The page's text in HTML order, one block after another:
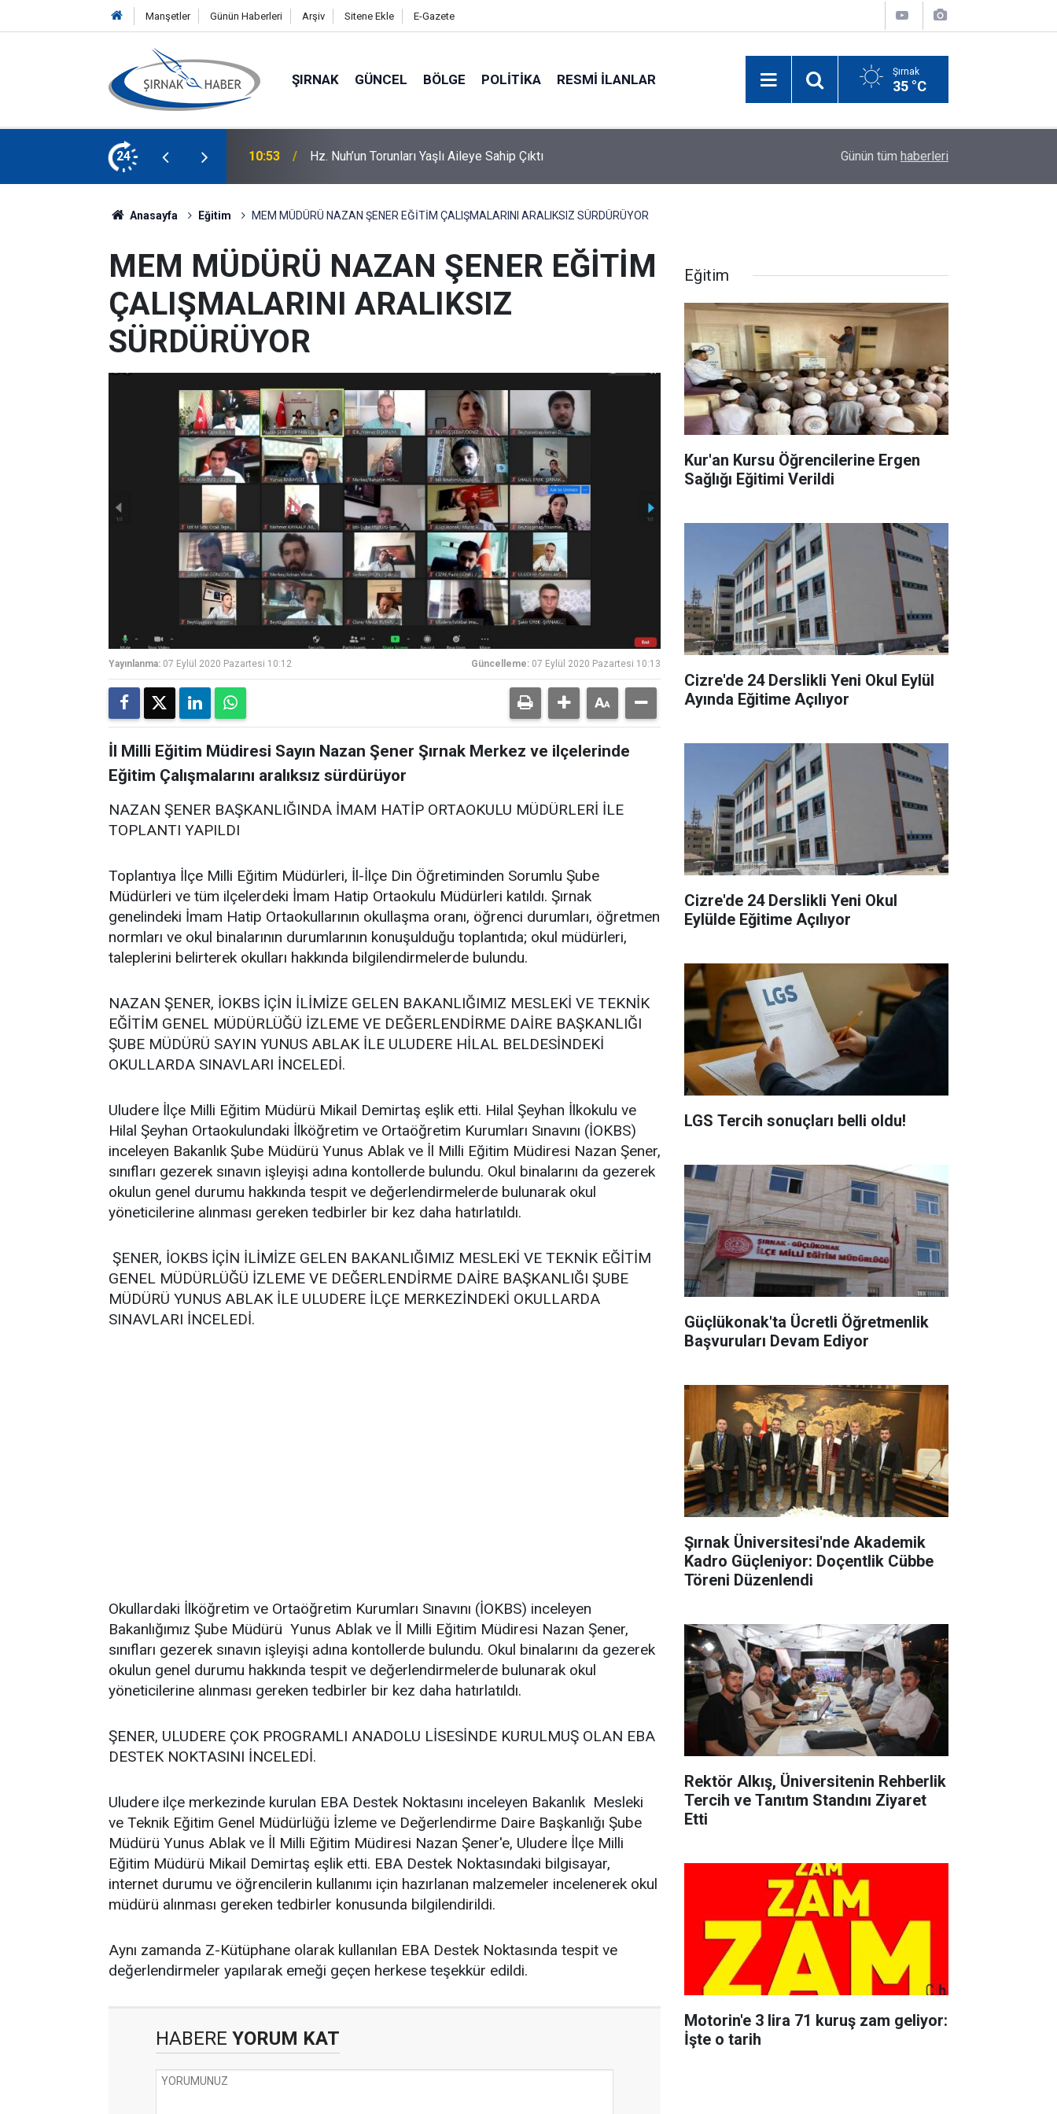
Manşetler Günün Haberleri Arşiv Sitene Ekle E-Gazete
ŞIRNAK GÜNCEL BÖLGE POLITIKA RESMI İLANLAR Şırnak
35 °C
24 10:52 Diyarbakır’da Ayağı Yuvasındaki Bez Parçasına Takılan Leylek Kurtarıldı Diyarbakır'da tedavi gören Şırnaklı vatandaş
Günün tüm haberleri
Anasayfa Eğitim MEM MÜDÜRÜ NAZAN ŞENER EĞİTİM ÇALIŞMALARINI ARALIKSIZ SÜRDÜRÜYOR
MEM MÜDÜRÜ NAZAN ŞENER EĞİTİM
ÇALIŞMALARINI ARALIKSIZ
SÜRDÜRÜYOR
Yayınlanma: 07 Eylül 2020 Pazartesi 10:12 Güncelleme: 07 Eylül 2020 Pazartesi 10:13
İl Milli Eğitim Müdiresi Sayın Nazan Şener Şırnak Merkez ve ilçelerinde
Eğitim Çalışmalarını aralıksız sürdürüyor
NAZAN ŞENER BAŞKANLIĞINDA İMAM HATİP ORTAOKULU MÜDÜRLERİ İLE
TOPLANTI YAPILDI
Toplantıya İlçe Milli Eğitim Müdürleri, İl-İlçe Din Öğretiminden Sorumlu Şube
Müdürleri ve tüm ilçelerdeki İmam Hatip Ortaokulu Müdürleri katıldı. Şırnak
genelindeki İmam Hatip Ortaokullarının okullaşma oranı, öğrenci durumları, öğretmen
normları ve okul binalarının durumlarının konuşulduğu toplantıda; okul müdürleri,
taleplerini belirterek okulları hakkında bilgilendirmelerde bulundu.
NAZAN ŞENER, İOKBS İÇİN İLİMİZE GELEN BAKANLIĞIMIZ MESLEKİ VE TEKNİK
EĞİTİM GENEL MÜDÜRLÜĞÜ İZLEME VE DEĞERLENDİRME DAİRE BAŞKANLIĞI
ŞUBE MÜDÜRÜ SAYIN YUNUS ABLAK İLE ULUDERE HİLAL BELDESİNDEKİ
OKULLARDA SINAVLARI İNCELEDİ.
Uludere İlçe Milli Eğitim Müdürü Mikail Demirtaş eşlik etti. Hilal Şeyhan İlkokulu ve
Hilal Şeyhan Ortaokulundaki İlköğretim ve Ortaöğretim Kurumları Sınavını (İOKBS)
inceleyen Bakanlık Şube Müdürü Yunus Ablak ve İl Milli Eğitim Müdiresi Nazan Şener,
sınıfları gezerek sınavın işleyişi adına kontollerde bulundu. Okul binalarını da gezerek
okulun genel durumu hakkında tespit ve değerlendirmelerde bulunarak okul
yöneticilerine alınması gereken tedbirler bir kez daha hatırlatıldı.
ŞENER, İOKBS İÇİN İLİMİZE GELEN BAKANLIĞIMIZ MESLEKİ VE TEKNİK EĞİTİM
GENEL MÜDÜRLÜĞÜ İZLEME VE DEĞERLENDİRME DAİRE BAŞKANLIĞI ŞUBE
MÜDÜRÜ YUNUS ABLAK İLE ULUDERE İLÇE MERKEZİNDEKİ OKULLARDA
SINAVLARI İNCELEDİ.
Okullardaki İlköğretim ve Ortaöğretim Kurumları Sınavını (İOKBS) inceleyen
Bakanlığımız Şube Müdürü Yunus Ablak ve İl Milli Eğitim Müdiresi Nazan Şener,
sınıfları gezerek sınavın işleyişi adına kontollerde bulundu. Okul binalarını da gezerek
okulun genel durumu hakkında tespit ve değerlendirmelerde bulunarak okul
yöneticilerine alınması gereken tedbirler bir kez daha hatırlatıldı.
ŞENER, ULUDERE ÇOK PROGRAMLI ANADOLU LİSESİNDE KURULMUŞ OLAN EBA
DESTEK NOKTASINI İNCELEDİ.
Uludere ilçe merkezinde kurulan EBA Destek Noktasını inceleyen Bakanlık Mesleki
ve Teknik Eğitim Genel Müdürlüğü İzleme ve Değerlendirme Daire Başkanlığı Şube
Müdürü Yunus Ablak ve İl Milli Eğitim Müdiresi Nazan Şener'e, Uludere İlçe Milli
Eğitim Müdürü Mikail Demirtaş eşlik etti. EBA Destek Noktasındaki bilgisayar,
internet durumu ve öğrencilerin kullanımı için hazırlanan malzemeler incelenerek okul
müdürü alınması gereken tedbirler konusunda bilgilendirildi.
Aynı zamanda Z-Kütüphane olarak kullanılan EBA Destek Noktasında tespit ve
değerlendirmeler yapılarak emeği geçen herkese teşekkür edildi.
HABERE YORUM KAT
Eğitim
Kur'an Kursu Öğrencilerine Ergen
Sağlığı Eğitimi Verildi
Cizre'de 24 Derslikli Yeni Okul Eylül
Ayında Eğitime Açılıyor
Cizre'de 24 Derslikli Yeni Okul
Eylülde Eğitime Açılıyor
LGS Tercih sonuçları belli oldu!
Güçlükonak'ta Ücretli Öğretmenlik
Başvuruları Devam Ediyor
Şırnak Üniversitesi'nde Akademik
Kadro Güçleniyor: Doçentlik Cübbe
Töreni Düzenlendi
Rektör Alkış, Üniversitenin Rehberlik
Tercih ve Tanıtım Standını Ziyaret
Etti
Motorin'e 3 lira 71 kuruş zam geliyor:
İşte o tarih